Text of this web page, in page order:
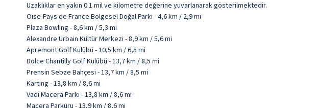
Uzaklıklar en yakın 0.1 mil ve kilometre değerine yuvarlanarak gösterilmektedir.
Oise-Pays de France Bölgesel Doğal Parkı - 4,6 km / 2,9 mi
Plaza Bowling - 8,6 km / 5,3 mi
Alexandre Urbain Kültür Merkezi - 8,9 km / 5,6 mi
Apremont Golf Kulübü - 10,5 km / 6,5 mi
Dolce Chantilly Golf Kulübü - 13,7 km / 8,5 mi
Prensin Sebze Bahçesi - 13,7 km / 8,5 mi
Karting - 13,8 km / 8,6 mi
Vadi Macera Parkı - 13,8 km / 8,6 mi